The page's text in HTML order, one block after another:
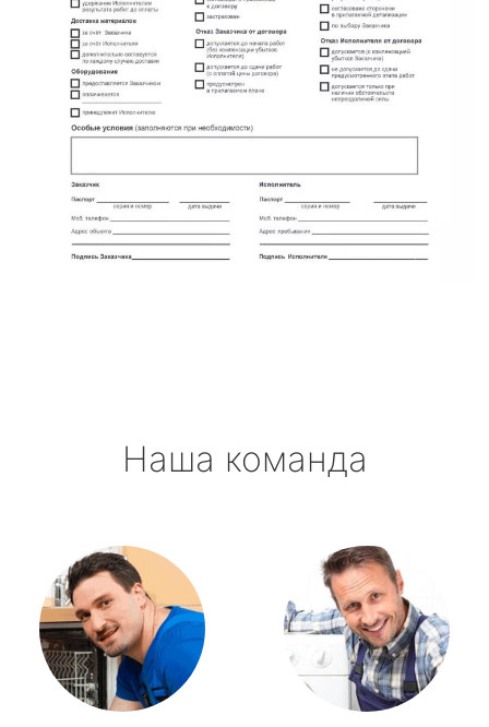
Наша команда